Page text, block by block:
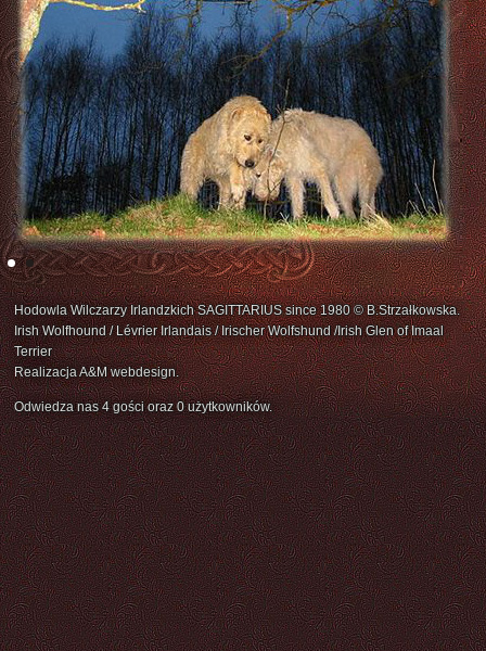
Hodowla Wilczarzy Irlandzkich SAGITTARIUS since 1980 © B.Strzałkowska.
Irish Wolfhound / Lévrier Irlandais / Irischer Wolfshund /Irish Glen of Imaal
Terrier
Realizacja A&M webdesign.
Odwiedza nas 4 gości oraz 0 użytkowników.